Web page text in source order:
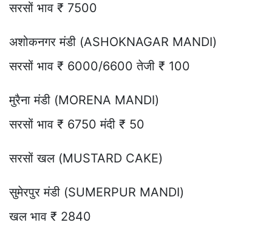
सरसों भाव ₹ 7500
अशोकनगर मंडी (ASHOKNAGAR MANDI)
सरसों भाव ₹ 6000/6600 तेजी ₹ 100
मुरैना मंडी (MORENA MANDI)
सरसों भाव ₹ 6750 मंदी ₹ 50
सरसों खल (MUSTARD CAKE)
सुमेरपुर मंडी (SUMERPUR MANDI)
खल भाव ₹ 2840